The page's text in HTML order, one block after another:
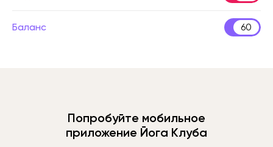
Баланс 60
Попробуйте мобильное
приложение Йога Клуба